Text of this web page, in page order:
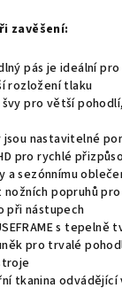
zavěšení:
pás je ideální
rozložení tlaku
švy pro větší
jsou nastavitelné
HD pro rychlé
a sezónnímu
popruhů
při nástupech
s tepelně
pro trvalé
tkanina odvádějící